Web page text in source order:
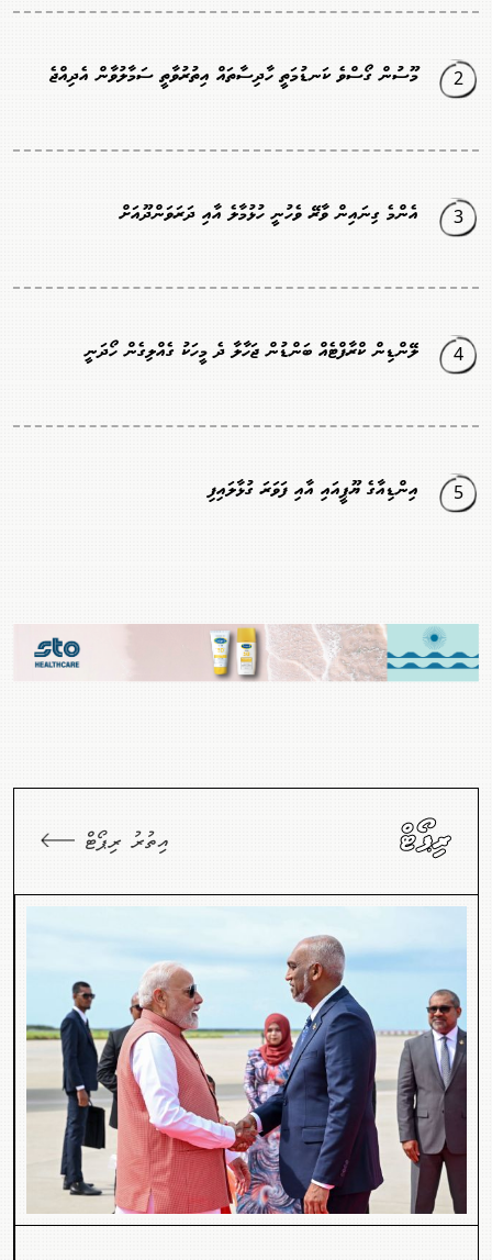
2 މޫސުން ގޯސްވެ ކަނޑުމަތީ ހާދިސާތައް އިތުރުވާތީ ސަމާލުވާން އެދިއްޖެ
3 އެންމެ ގިނައިން ވާރޭ ވެހުނީ ހުޅުމާލެ އާއި ދަރަވަންދޫއަށް
4 ލޭންޑިން ކްރާފްޓެއް ބަންޑުން ޖަހާލާ ދެ މީހަކު ގެއްލިގެން ހޯދަނީ
5 އިންޑިއާގެ ޔޫޕީއައި އާއި ފަވަރަ ގުޅާލައިފި
ރިޕޯޓް އިތުރު ރިޕޯޓް